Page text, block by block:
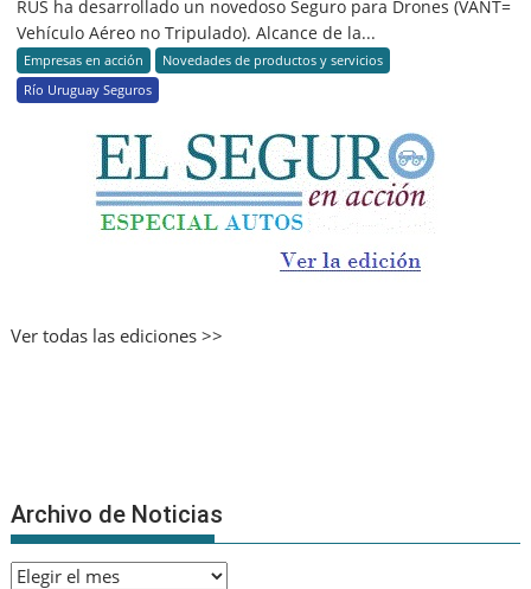
RUS ha desarrollado un novedoso Seguro para Drones (VANT=
Vehículo Aéreo no Tripulado). Alcance de la...
Empresas en acción
Novedades de productos y servicios
Río Uruguay Seguros
Ver todas las ediciones >>
Archivo de Noticias
Archivo